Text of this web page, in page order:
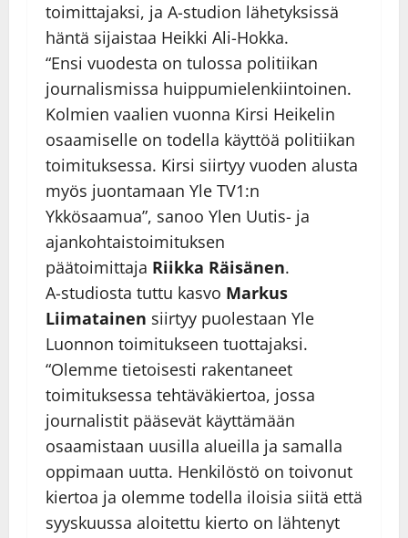
toimittajaksi, ja A-studion lähetyksissä
häntä sijaistaa Heikki Ali-Hokka.
“Ensi vuodesta on tulossa politiikan
journalismissa huippumielenkiintoinen.
Kolmien vaalien vuonna Kirsi Heikelin
osaamiselle on todella käyttöä politiikan
toimituksessa. Kirsi siirtyy vuoden alusta
myös juontamaan Yle TV1:n
Ykkösaamua”, sanoo Ylen Uutis- ja
ajankohtaistoimituksen
päätoimittaja Riikka Räisänen.
A-studiosta tuttu kasvo Markus
Liimatainen siirtyy puolestaan Yle
Luonnon toimitukseen tuottajaksi.
“Olemme tietoisesti rakentaneet
toimituksessa tehtäväkiertoa, jossa
journalistit pääsevät käyttämään
osaamistaan uusilla alueilla ja samalla
oppimaan uutta. Henkilöstö on toivonut
kiertoa ja olemme todella iloisia siitä että
syyskuussa aloitettu kierto on lähtenyt